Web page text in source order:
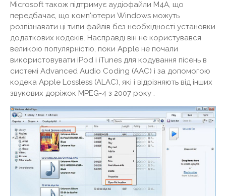
Microsoft також підтримує аудіофайли M4A, що
передбачає, що комп'ютери Windows можуть
розпізнавати ці типи файлів без необхідності установки
додаткових кодеків. Насправді він не користувався
великою популярністю, поки Apple не почали
використовувати iPod і iTunes для кодування пісень в
системі Advanced Audio Coding (AAC) і за допомогою
кодека Apple Lossless (ALAC), які і відрізняють від інших
звукових доріжок MPEG-4 з 2007 року .